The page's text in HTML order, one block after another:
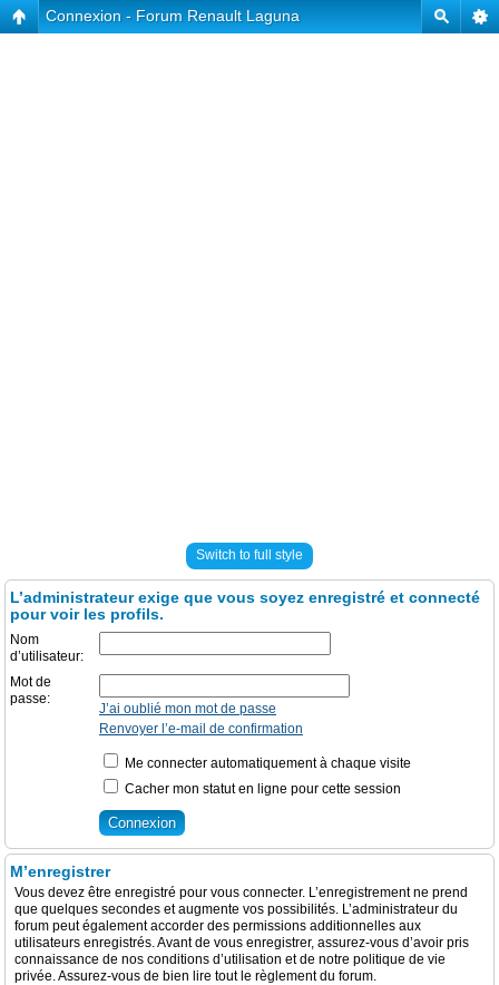
Connexion - Forum Renault Laguna
Switch to full style
L’administrateur exige que vous soyez enregistré et connecté
pour voir les profils.
Nom
d’utilisateur:
Mot de
passe:
J’ai oublié mon mot de passe
Renvoyer l’e-mail de confirmation
Me connecter automatiquement à chaque visite
Cacher mon statut en ligne pour cette session
M’enregistrer
Vous devez être enregistré pour vous connecter. L’enregistrement ne prend
que quelques secondes et augmente vos possibilités. L’administrateur du
forum peut également accorder des permissions additionnelles aux
utilisateurs enregistrés. Avant de vous enregistrer, assurez-vous d’avoir pris
connaissance de nos conditions d’utilisation et de notre politique de vie
privée. Assurez-vous de bien lire tout le règlement du forum.